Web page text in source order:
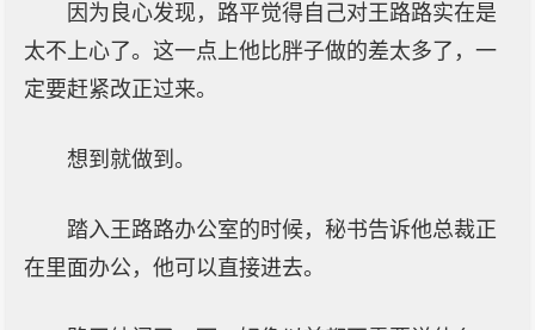
因为良心发现，路平觉得自己对王路路实在是
太不上心了。这一点上他比胖子做的差太多了，一
定要赶紧改正过来。
想到就做到。
踏入王路路办公室的时候，秘书告诉他总裁正
在里面办公，他可以直接进去。